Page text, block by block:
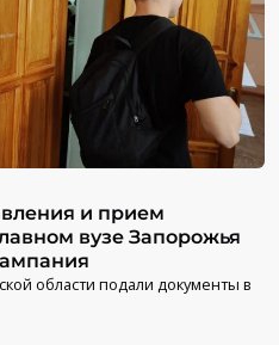
и прием
вузе Запорожья
области подали документы в